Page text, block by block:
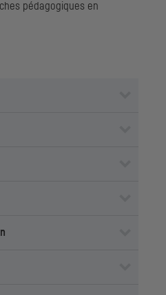
pédagogiques en